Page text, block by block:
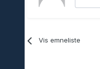
Vis emneliste